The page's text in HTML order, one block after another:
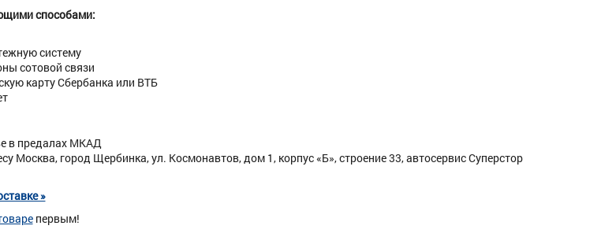
способами:
систему
сотовой связи
карту Сбербанка или ВТБ
в предалах МКАД
Москва, город Щербинка, ул. Космонавтов, дом 1, корпус «Б», строение 33, автосервис Суперстор
»
первым!